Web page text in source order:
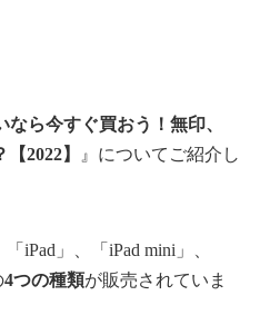
なら今すぐ買おう！無印、
2022】
』についてご紹介し
iPad」、「iPad mini」、
4つの種類が販売されていま